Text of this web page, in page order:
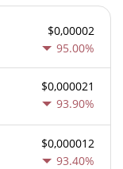
$0,00002
95.00%
$0,000021
93.90%
$0,000012
93.40%